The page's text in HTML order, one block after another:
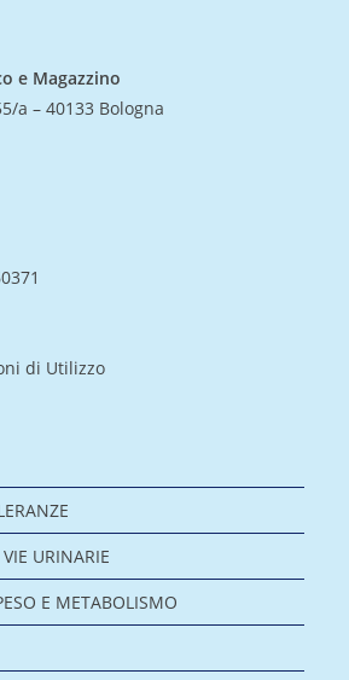
e Magazzino
a – 40133 Bologna
di Utilizzo
URINARIE
E METABOLISMO